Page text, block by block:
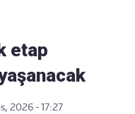
etap
2026 - 17:27